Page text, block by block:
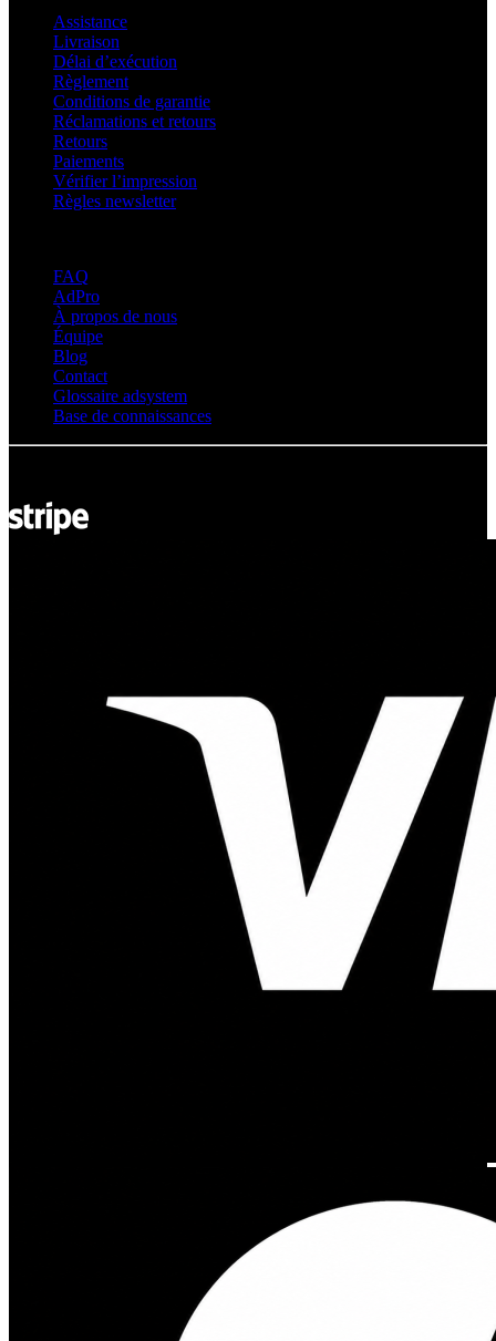
Assistance
Livraison
Délai d’exécution
Règlement
Conditions de garantie
Réclamations et retours
Retours
Paiements
Vérifier l’impression
Règles newsletter
FAQ
AdPro
À propos de nous
Équipe
Blog
Contact
Glossaire adsystem
Base de connaissances